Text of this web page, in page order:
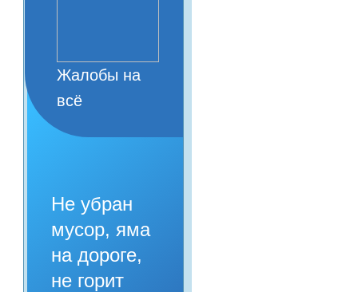
Жалобы на
всё
Не убран
мусор, яма
на дороге,
не горит